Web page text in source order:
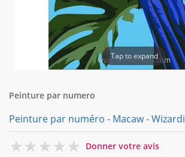
Tap to expand
Peinture par numero
Peinture par numéro - Macaw - Wizardi
0
Donner votre avis